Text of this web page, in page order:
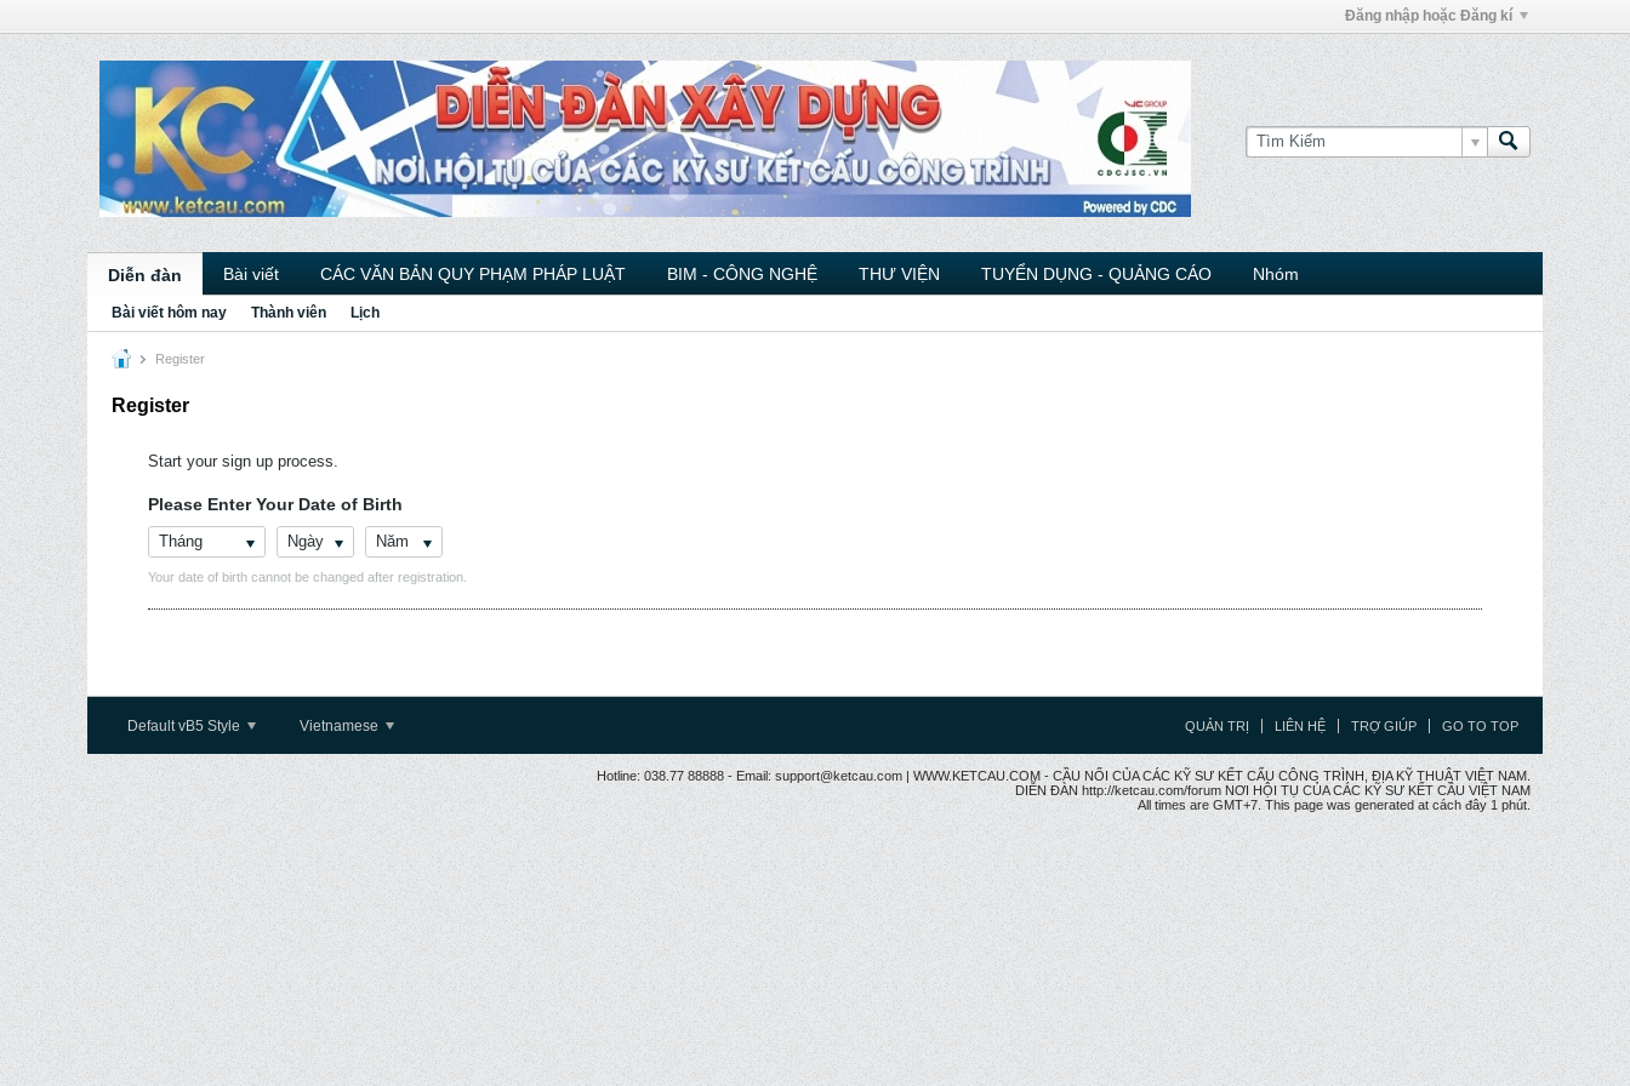
Đăng nhập hoặc Đăng kí
Diễn đàn Bài viết CÁC VĂN BẢN QUY PHẠM PHÁP LUẬT BIM - CÔNG NGHỆ THƯ VIỆN TUYỂN DỤNG - QUẢNG CÁO Nhóm
Bài viết hôm nay Thành viên Lịch
Register
Register
Start your sign up process.
Please Enter Your Date of Birth
Tháng Ngày Năm
Your date of birth cannot be changed after registration.
Default vB5 Style Vietnamese QUẢN TRỊ LIÊN HỆ TRỢ GIÚP GO TO TOP
Hotline: 038.77 88888 - Email: support@ketcau.com | WWW.KETCAU.COM - CẦU NỐI CỦA CÁC KỸ SƯ KẾT CẤU CÔNG TRÌNH, ĐỊA KỸ THUẬT VIỆT NAM.
DIỄN ĐÀN http://ketcau.com/forum NƠI HỘI TỤ CỦA CÁC KỸ SƯ KẾT CÂU VIỆT NAM
All times are GMT+7. This page was generated at cách đây 1 phút.